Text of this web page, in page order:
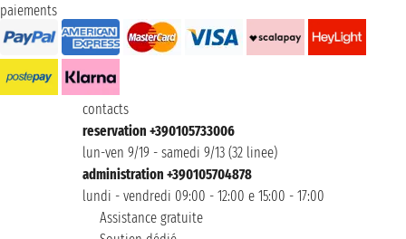
paiements
contacts
reservation +390105733006
lun-ven 9/19 - samedi 9/13 (32 linee)
administration +390105704878
lundi - vendredi 09:00 - 12:00 e 15:00 - 17:00
Assistance gratuite